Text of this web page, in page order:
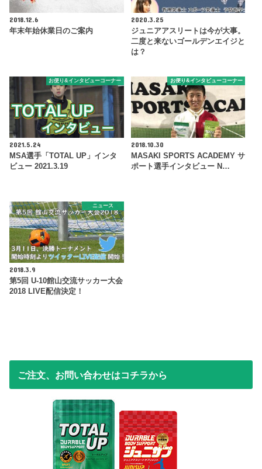
2018.12.6
年末年始休業日のご案内
2020.3.25
ジュニアアスリートは今が大事。
二度と来ないゴールデンエイジと
は？
お便り&インタビューコーナー
2021.5.24
MSA選手「TOTAL UP」インタ
ビュー 2021.3.19
お便り&インタビューコーナー
2018.10.30
MASAKI SPORTS ACADEMY サ
ポート選手インタビュー N…
ニュース
2018.3.9
第5回 U-10館山交流サッカー大会
2018 LIVE配信決定！
ご注文、お問い合わせはコチラから